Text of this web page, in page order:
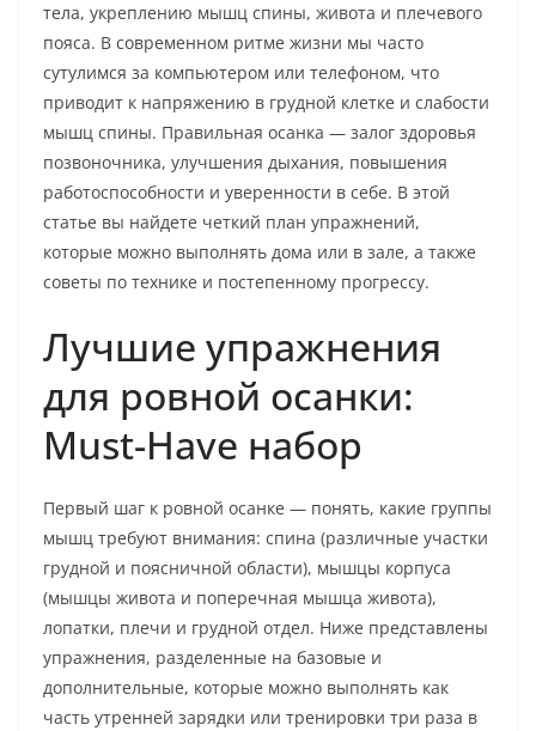
тела, укреплению мышц спины, живота и плечевого
пояса. В современном ритме жизни мы часто
сутулимся за компьютером или телефоном, что
приводит к напряжению в грудной клетке и слабости
мышц спины. Правильная осанка — залог здоровья
позвоночника, улучшения дыхания, повышения
работоспособности и уверенности в себе. В этой
статье вы найдете четкий план упражнений,
которые можно выполнять дома или в зале, а также
советы по технике и постепенному прогрессу.
Лучшие упражнения
для ровной осанки:
Must-Have набор
Первый шаг к ровной осанке — понять, какие группы
мышц требуют внимания: спина (различные участки
грудной и поясничной области), мышцы корпуса
(мышцы живота и поперечная мышца живота),
лопатки, плечи и грудной отдел. Ниже представлены
упражнения, разделенные на базовые и
дополнительные, которые можно выполнять как
часть утренней зарядки или тренировки три раза в